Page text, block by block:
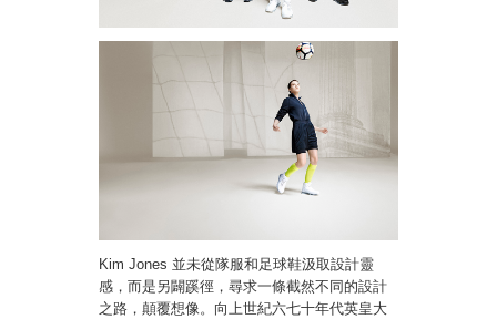
Kim Jones 並未從隊服和足球鞋汲取設計靈
感，而是另闢蹊徑，尋求一條截然不同的設計
之路，顛覆想像。向上世紀六七十年代英皇大